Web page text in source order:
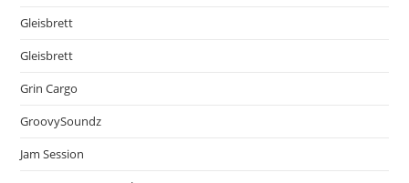
Gleisbrett
Gleisbrett
Grin Cargo
GroovySoundz
Jam Session